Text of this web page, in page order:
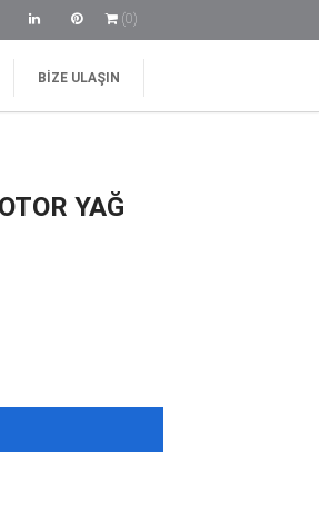
(0)
BIZE ULAŞIN
YAĞ